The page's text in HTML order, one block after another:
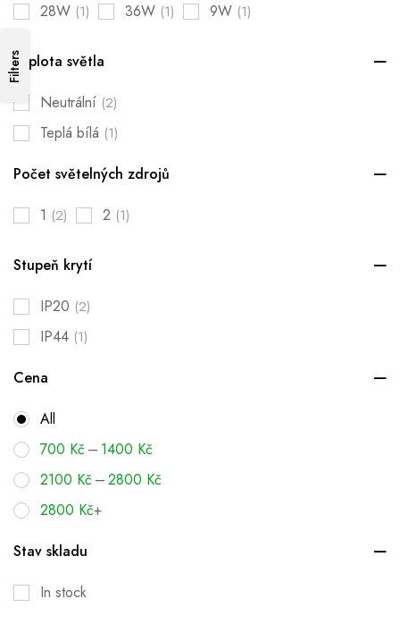
28W (1) 36W (1) 9W (1)
Teplota světla
Neutrální (2)
Teplá bílá (1)
Počet světelných zdrojů
1 (2) 2 (1)
Stupeň krytí
IP20 (2)
IP44 (1)
Cena
All
700 Kč – 1400 Kč
2100 Kč –2800 Kč
2800 Kč+
Stav skladu
In stock
Filters